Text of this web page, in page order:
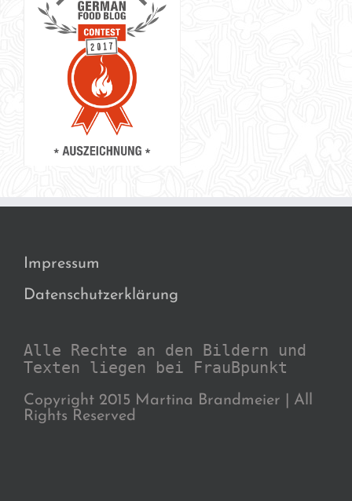
Impressum
Datenschutzerklärung
Alle Rechte an den Bildern und
Texten liegen bei FrauBpunkt
Copyright 2015 Martina Brandmeier | All
Rights Reserved